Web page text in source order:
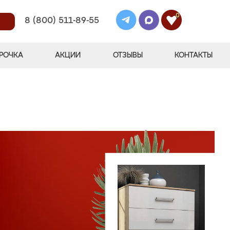
8 (800) 511-89-55
0
АКЦИИ ОТЗЫВЫ КОНТАКТЫ